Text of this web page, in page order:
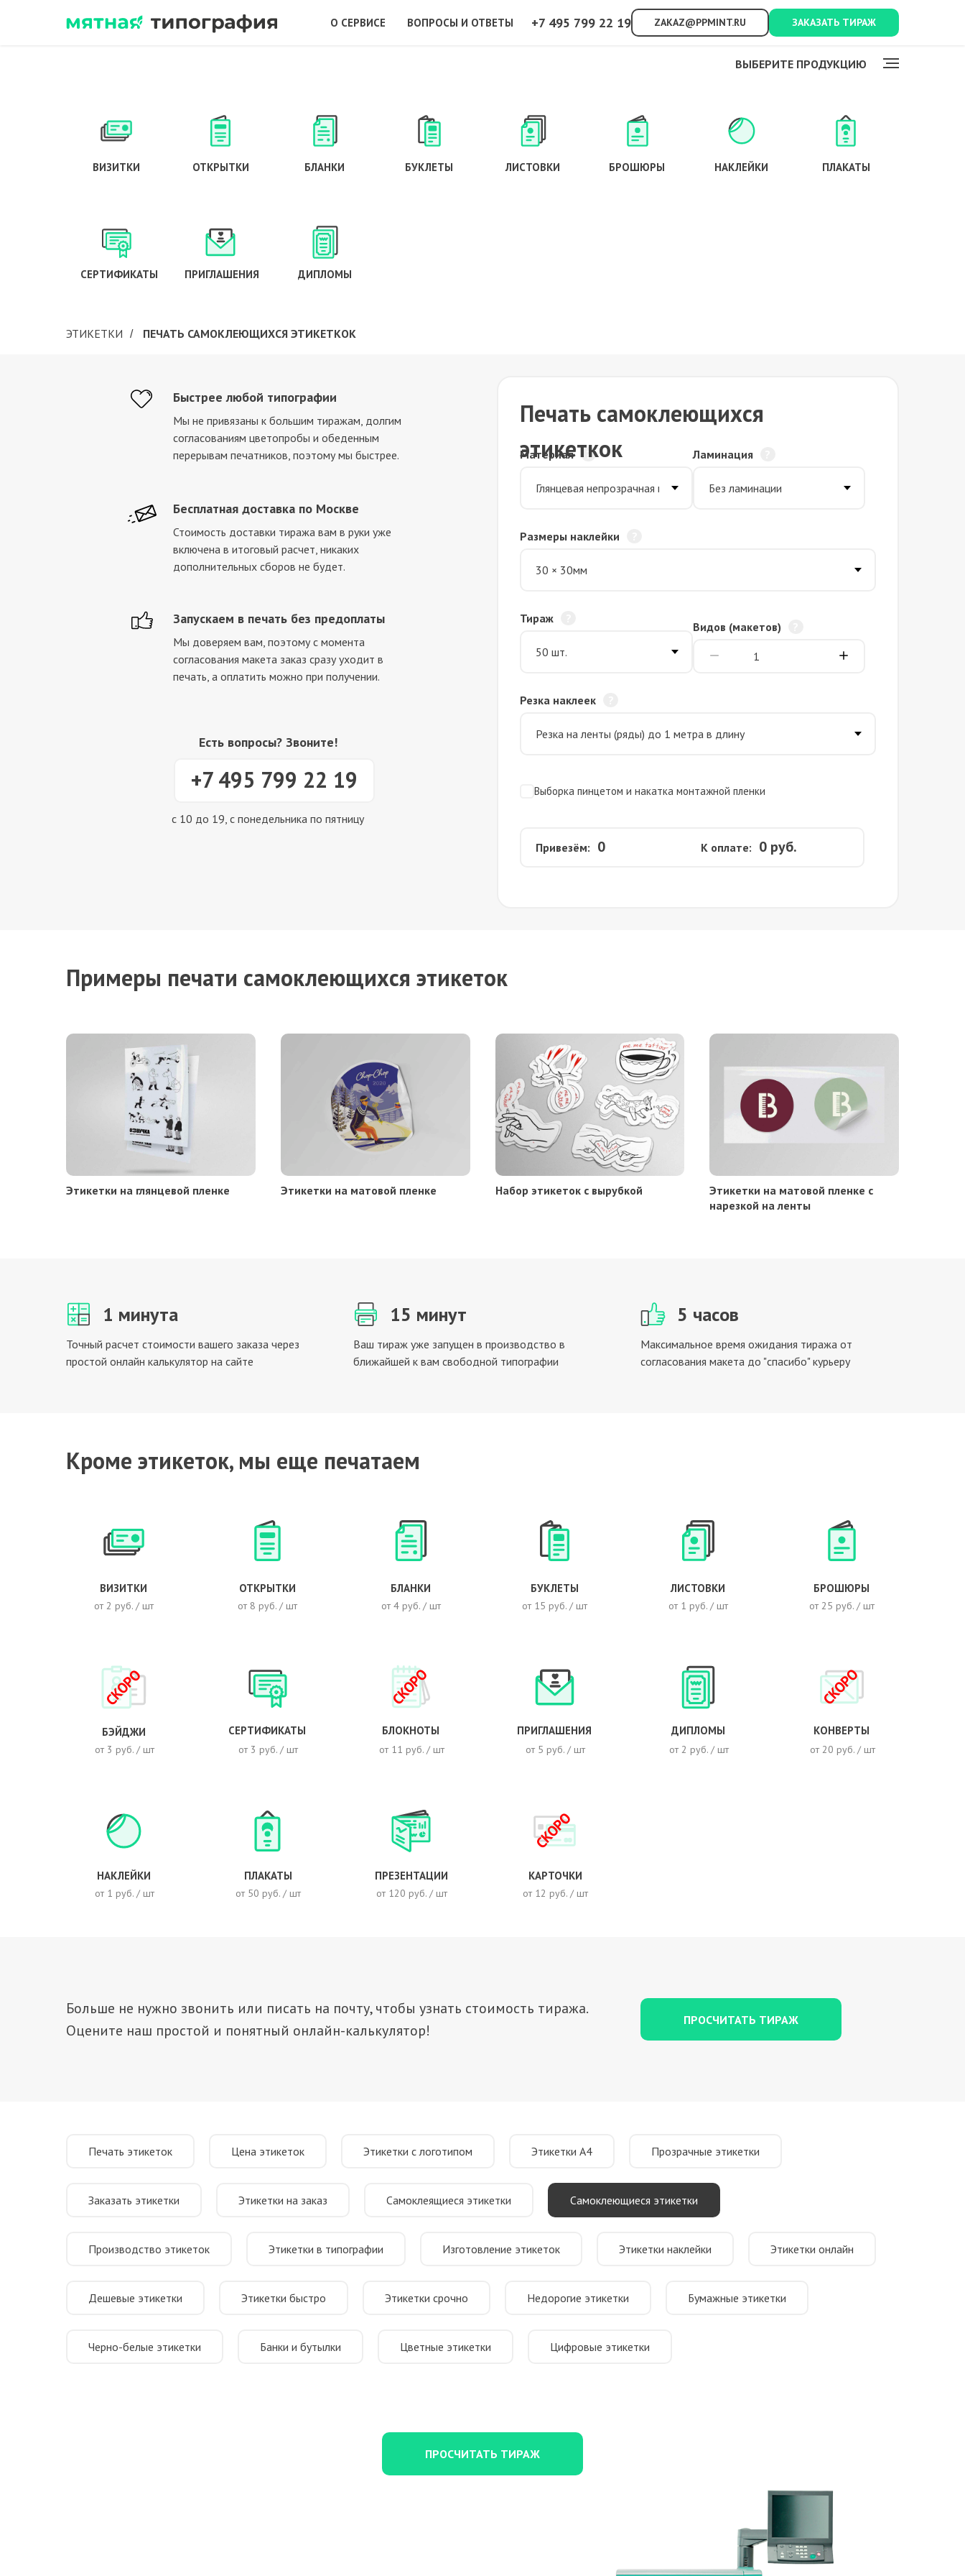
О СЕРВИСЕ ВОПРОСЫ И ОТВЕТЫ +7 495 799 22 19 ZAKAZ@PPMINT.RU ЗАКАЗАТЬ ТИРАЖ
ВЫБЕРИТЕ ПРОДУКЦИЮ
ДИПЛОМЫ
ПРИГЛАШЕНИЯ
СЕРТИФИКАТЫ
ПЛАКАТЫ
НАКЛЕЙКИ
БРОШЮРЫ
ЛИСТОВКИ
БУКЛЕТЫ
БЛАНКИ
ОТКРЫТКИ
ВИЗИТКИ
ЭТИКЕТКИ / ПЕЧАТЬ САМОКЛЕЮЩИХСЯ ЭТИКЕТКОК
Быстрее любой типографии
Мы не привязаны к большим тиражам, долгим
согласованиям цветопробы и обеденным
перерывам печатников, поэтому мы быстрее.
Бесплатная доставка по Москве
Стоимость доставки тиража вам в руки уже
включена в итоговый расчет, никаких
дополнительных сборов не будет.
Запускаем в печать без предоплаты
Мы доверяем вам, поэтому с момента
согласования макета заказ сразу уходит в
печать, а оплатить можно при получении.
Есть вопросы? Звоните!
с 10 до 19, с понедельника по пятницу
+7 495 799 22 19
Печать самоклеющихся
этикеткок
Материал Ламинация
Размеры наклейки
Тираж
Видов (макетов)
Резка наклеек
Выборка пинцетом и накатка монтажной пленки
Привезём: 0 К оплате: 0 руб.
Примеры печати самоклеющихся этикеток
Этикетки на глянцевой пленке Этикетки на матовой пленке Набор этикеток с вырубкой
Этикетки на матовой пленке с
нарезкой на ленты
1 минута
Точный расчет стоимости вашего заказа через
простой онлайн калькулятор на сайте
15 минут
Ваш тираж уже запущен в производство в
ближайшей к вам свободной типографии
5 часов
Максимальное время ожидания тиража от
согласования макета до "спасибо" курьеру
Кроме этикеток, мы еще печатаем
от 3 руб. / шт
БЭЙДЖИ
от 3 руб. / шт
СЕРТИФИКАТЫ
от 11 руб. / шт
БЛОКНОТЫ
от 5 руб. / шт
ПРИГЛАШЕНИЯ
от 2 руб. / шт
ДИПЛОМЫ
от 20 руб. / шт
КОНВЕРТЫ
от 12 руб. / шт
КАРТОЧКИ
от 120 руб. / шт
ПРЕЗЕНТАЦИИ
от 50 руб. / шт
ПЛАКАТЫ
от 1 руб. / шт
НАКЛЕЙКИ
от 25 руб. / шт
БРОШЮРЫ
от 1 руб. / шт
ЛИСТОВКИ
от 15 руб. / шт
БУКЛЕТЫ
от 4 руб. / шт
БЛАНКИ
от 8 руб. / шт
ОТКРЫТКИ
от 2 руб. / шт
ВИЗИТКИ
СКОРО СКОРО СКОРО
СКОРО
Больше не нужно звонить или писать на почту, чтобы узнать стоимость тиража.
Оцените наш простой и понятный онлайн-калькулятор!
ПРОСЧИТАТЬ ТИРАЖ
Печать этикеток Цена этикеток Этикетки с логотипом Этикетки А4 Прозрачные этикетки
Заказать этикетки Этикетки на заказ Самоклеящиеся этикетки Самоклеющиеся этикетки
Производство этикеток Этикетки в типографии Изготовление этикеток Этикетки наклейки Этикетки онлайн
Дешевые этикетки Этикетки быстро Этикетки срочно Недорогие этикетки Бумажные этикетки
Черно-белые этикетки Банки и бутылки Цветные этикетки Цифровые этикетки
ПРОСЧИТАТЬ ТИРАЖ